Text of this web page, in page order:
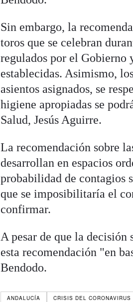
Sin embargo, la
toros que se celebran
regulados por el Gobierno
establecidas. Asimismo,
asientos asignados, se
higiene apropiadas se
Salud, Jesús Aguirre.
La recomendación sobre
desarrollan en espacios
probabilidad de contagios
que se imposibilitaría el
confirmar.
A pesar de que la
esta recomendación "en
Bendodo.
ANDALUCÍA CRISIS DEL CORONAVIRUS